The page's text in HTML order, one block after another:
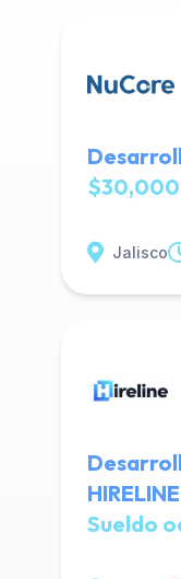
$30,000
Jalisco
HIRELINE
Sueldo